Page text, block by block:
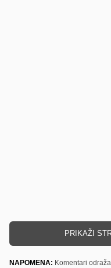
PRIKAŽI
NAPOMENA: Komentari